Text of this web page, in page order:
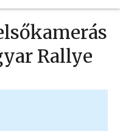
Rallye